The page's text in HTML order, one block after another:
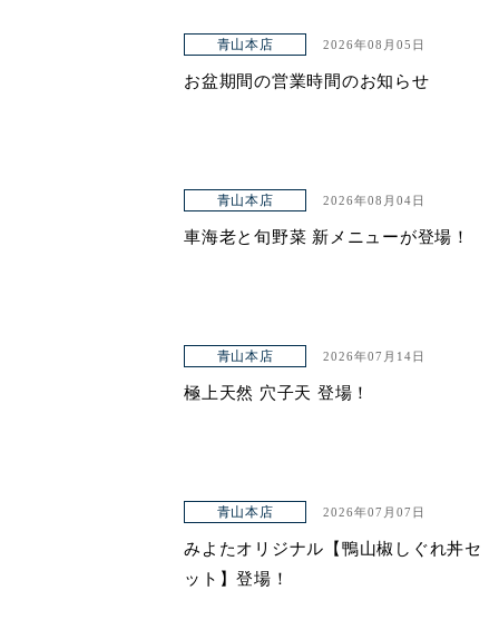
青山本店 2026年08月05日
お盆期間の営業時間のお知らせ
青山本店 2026年08月04日
車海老と旬野菜 新メニューが登場！
青山本店 2026年07月14日
極上天然 穴子天 登場！
青山本店 2026年07月07日
みよたオリジナル【鴨山椒しぐれ丼セ
ット】登場！